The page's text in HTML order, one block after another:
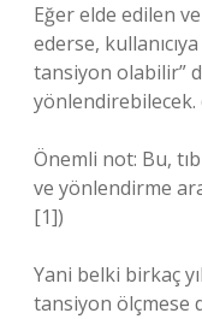
Eğer elde edilen
ederse,
tansiyon olabilir”
yönlendirebilecek.
Önemli not: Bu,
ve yönlendirme
[1])
Yani belki birkaç
tansiyon ölçmese